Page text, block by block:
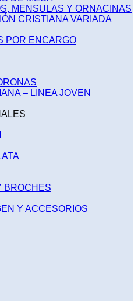
MENSULAS Y ORNACINAS
CRISTIANA VARIADA
POR ENCARGO
– LINEA JOVEN
BROCHES
Y ACCESORIOS